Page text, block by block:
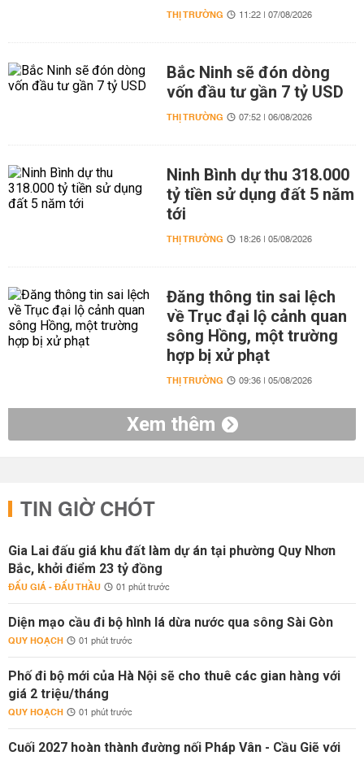
THỊ TRƯỜNG 11:22 | 07/08/2026
Bắc Ninh sẽ đón dòng
vốn đầu tư gần 7 tỷ USD
THỊ TRƯỜNG 07:52 | 06/08/2026
Ninh Bình dự thu 318.000
tỷ tiền sử dụng đất 5 năm
tới
THỊ TRƯỜNG 18:26 | 05/08/2026
Đăng thông tin sai lệch
về Trục đại lộ cảnh quan
sông Hồng, một trường
hợp bị xử phạt
THỊ TRƯỜNG 09:36 | 05/08/2026
Xem thêm
TIN GIỜ CHÓT
Gia Lai đấu giá khu đất làm dự án tại phường Quy Nhơn
Bắc, khởi điểm 23 tỷ đồng
ĐẤU GIÁ - ĐẤU THẦU 01 phút trước
Diện mạo cầu đi bộ hình lá dừa nước qua sông Sài Gòn
QUY HOẠCH 01 phút trước
Phố đi bộ mới của Hà Nội sẽ cho thuê các gian hàng với
giá 2 triệu/tháng
QUY HOẠCH 01 phút trước
Cuối 2027 hoàn thành đường nối Pháp Vân - Cầu Giẽ với